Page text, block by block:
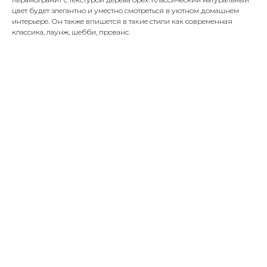
цвет будет элегантно и уместно смотреться в уютном домашнем
интерьере. Он также впишется в такие стили как современная
классика, лаунж, шебби, прованс.